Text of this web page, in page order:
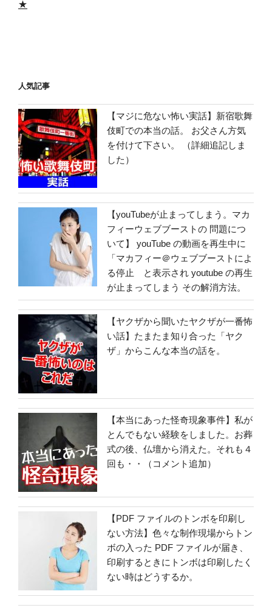
★
人気記事
【マジに危ない怖い実話】新宿歌舞
伎町での本当の話。 お父さん方気
を付けて下さい。 （詳細追記しま
した）
【youTubeが止まってしまう。マカ
フィーウェブブーストの 問題につ
いて】 youTube の動画を再生中に
「マカフィー＠ウェブブーストによ
る停止 と表示され youtube の再生
が止まってしまう その解消方法。
【ヤクザから聞いたヤクザが一番怖
い話】たまたま知り合った「ヤク
ザ」からこんな本当の話を。
【本当にあった怪奇現象事件】私が
とんでもない経験をしました。お葬
式の後、仏壇から消えた。それも４
回も・・（コメント追加）
【PDF ファイルのトンボを印刷し
ない方法】色々な制作現場からトン
ボの入った PDF ファイルが届き、
印刷するときにトンボは印刷したく
ない時はどうするか。